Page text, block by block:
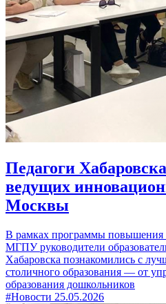
Педагоги
ведущих
Москвы
В рамках программы повышения
МГПУ руководители
Хабаровска познакомились с
столичного образования — от
образования дошкольников
#Новости 25.05.2026